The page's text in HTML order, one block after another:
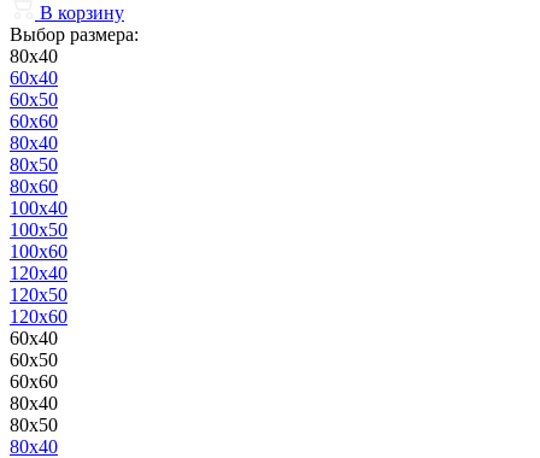
В корзину
Выбор размера:
80x40
60x40
60x50
60x60
80x40
80x50
80x60
100x40
100x50
100x60
120x40
120x50
120x60
60x40
60x50
60x60
80x40
80x50
80x40